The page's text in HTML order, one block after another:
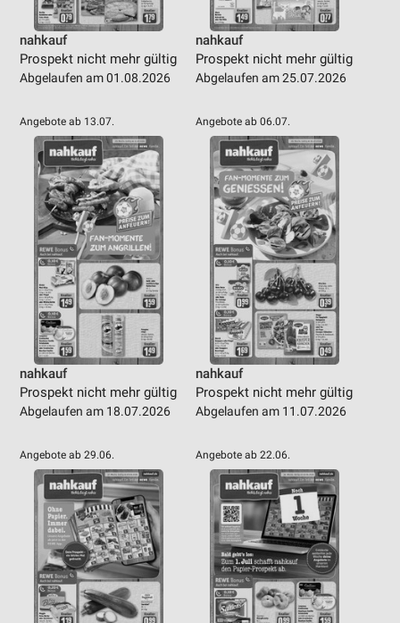
nahkauf
Prospekt nicht mehr gültig
Abgelaufen am 01.08.2026
nahkauf
Prospekt nicht mehr gültig
Abgelaufen am 25.07.2026
Angebote ab 13.07.
nahkauf
Prospekt nicht mehr gültig
Abgelaufen am 18.07.2026
Angebote ab 06.07.
nahkauf
Prospekt nicht mehr gültig
Abgelaufen am 11.07.2026
Angebote ab 29.06. Angebote ab 22.06.